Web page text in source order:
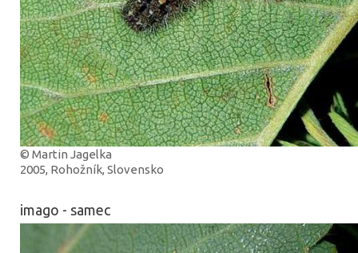
© Martin Jagelka
2005, Rohožník, Slovensko
imago - samec